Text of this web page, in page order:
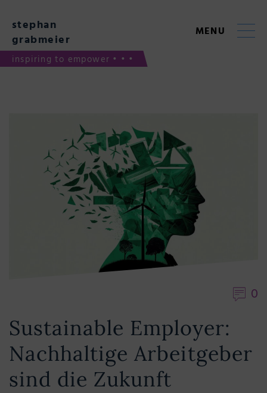
content
stephan
grabmeier
inspiring to empower • • •
MENU
0
Sustainable Employer:
Nachhaltige Arbeitgeber
sind die Zukunft